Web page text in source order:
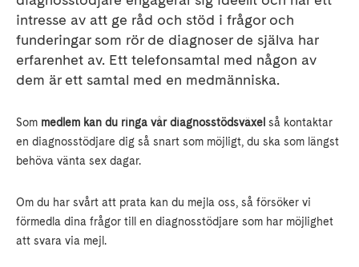
intresse av att ge råd och stöd i frågor och
funderingar som rör de diagnoser de själva har
erfarenhet av. Ett telefonsamtal med någon av
dem är ett samtal med en medmänniska.
Som medlem kan du ringa vår diagnosstödsväxel så kontaktar
en diagnosstödjare dig så snart som möjligt, du ska som längst
behöva vänta sex dagar.
Om du har svårt att prata kan du mejla oss, så försöker vi
förmedla dina frågor till en diagnosstödjare som har möjlighet
att svara via mejl.